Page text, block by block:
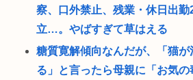
察、口外禁止、残業・休日出勤
立…。やばすぎて草はえる
糖質寛解傾向なんだが、「猫
る」と言ったら母親に「お気